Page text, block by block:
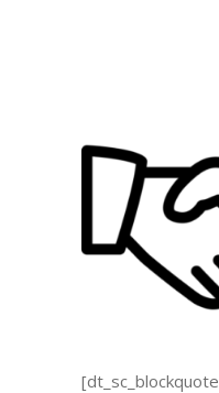
[dt_sc_blockquote